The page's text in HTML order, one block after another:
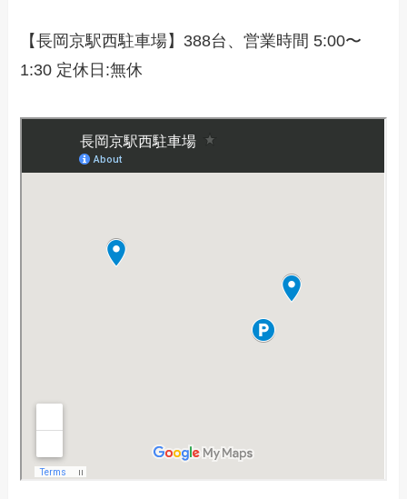
【長岡京駅西駐車場】388台、営業時間 5:00〜
1:30 定休日:無休